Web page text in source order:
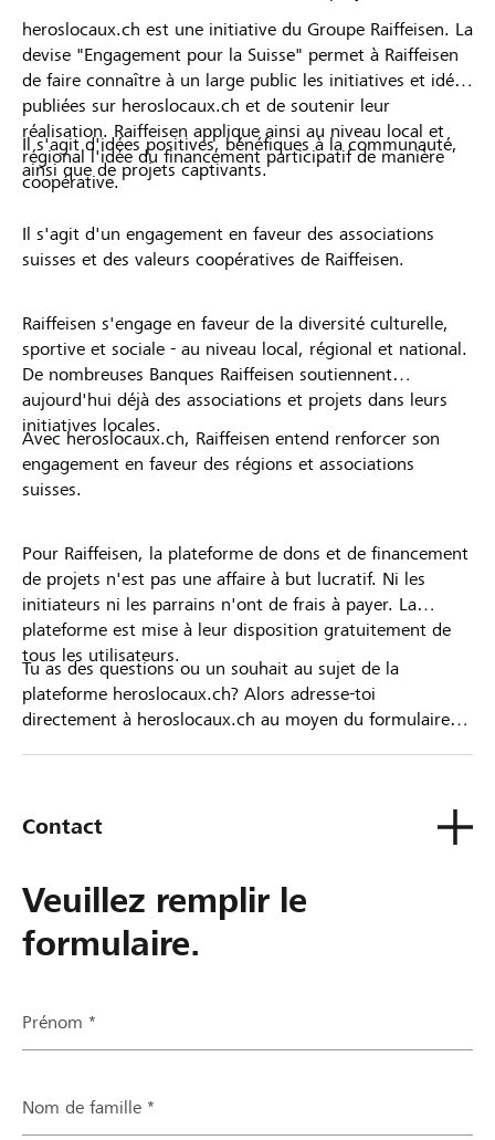
heroslocaux.ch est une initiative du Groupe Raiffeisen. La
devise "Engagement pour la Suisse" permet à Raiffeisen
de faire connaître à un large public les initiatives et idées
publiées sur heroslocaux.ch et de soutenir leur
réalisation. Raiffeisen applique ainsi au niveau local et
régional l'idée du financement participatif de manière
coopérative.
Il s'agit d'idées positives, bénéfiques à la communauté,
ainsi que de projets captivants.
Il s'agit d'un engagement en faveur des associations
suisses et des valeurs coopératives de Raiffeisen.
Raiffeisen s'engage en faveur de la diversité culturelle,
sportive et sociale - au niveau local, régional et national.
De nombreuses Banques Raiffeisen soutiennent
aujourd'hui déjà des associations et projets dans leurs
initiatives locales.
Avec heroslocaux.ch, Raiffeisen entend renforcer son
engagement en faveur des régions et associations
suisses.
Pour Raiffeisen, la plateforme de dons et de financement
de projets n'est pas une affaire à but lucratif. Ni les
initiateurs ni les parrains n'ont de frais à payer. La
plateforme est mise à leur disposition gratuitement de
tous les utilisateurs.
Tu as des questions ou un souhait au sujet de la
plateforme heroslocaux.ch? Alors adresse-toi
directement à heroslocaux.ch au moyen du formulaire
Contact
Veuillez remplir le
formulaire.
Prénom *
Nom de famille *